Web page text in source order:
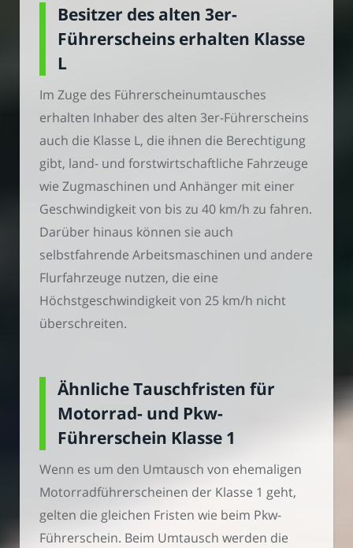
Besitzer des alten 3er-
Führerscheins erhalten Klasse
L
Im Zuge des Führerscheinumtausches
erhalten Inhaber des alten 3er-Führerscheins
auch die Klasse L, die ihnen die Berechtigung
gibt, land- und forstwirtschaftliche Fahrzeuge
wie Zugmaschinen und Anhänger mit einer
Geschwindigkeit von bis zu 40 km/h zu fahren.
Darüber hinaus können sie auch
selbstfahrende Arbeitsmaschinen und andere
Flurfahrzeuge nutzen, die eine
Höchstgeschwindigkeit von 25 km/h nicht
überschreiten.
Ähnliche Tauschfristen für
Motorrad- und Pkw-
Führerschein Klasse 1
Wenn es um den Umtausch von ehemaligen
Motorradführerscheinen der Klasse 1 geht,
gelten die gleichen Fristen wie beim Pkw-
Führerschein. Beim Umtausch werden die